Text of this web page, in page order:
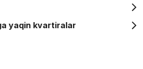
yaqin kvartiralar